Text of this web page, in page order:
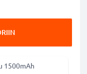
1500mAh